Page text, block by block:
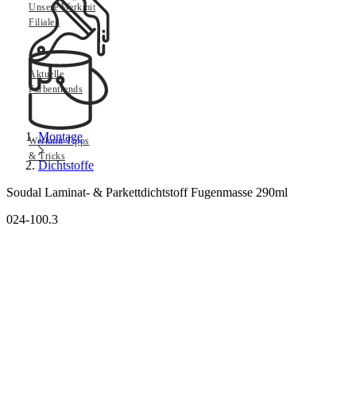
Unsere Werkmit
Filialen
Aktuelle
Farbentrends
Werkmit Tipps
& Tricks
Montage
Dichtstoffe
Soudal Laminat- & Parkettdichtstoff Fugenmasse 290ml
024-100.3